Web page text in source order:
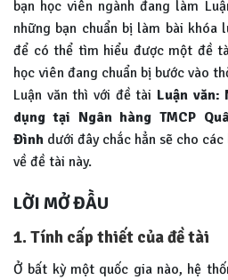
bạn học viên ngành đang làm
những bạn chuẩn bị làm bài
để có thể tìm hiểu được một đề
học viên đang chuẩn bị bước vào
Luận văn thì với đề tài Luận văn:
dụng tại Ngân hàng TMCP
Đình dưới đây chắc hẳn sẽ cho
về đề tài này.
LỜI MỞ ĐẦU
1. Tính cấp thiết của đề tài
Ở bất kỳ một quốc gia nào, hệ